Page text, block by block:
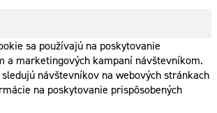
sa používajú na poskytovanie
a marketingových kampaní návštevníkom.
návštevníkov na webových stránkach
na poskytovanie prispôsobených